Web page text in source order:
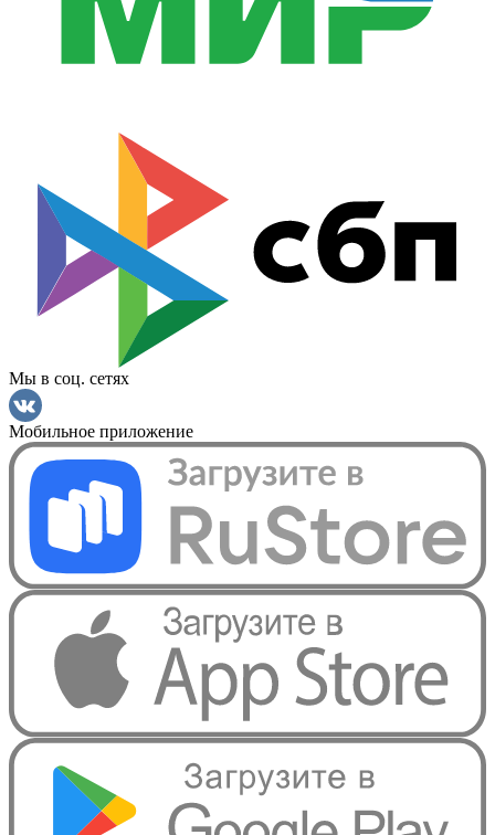
Мы в соц. сетях
Мобильное приложение